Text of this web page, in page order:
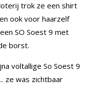
trok ze een shirt
ook voor haarzelf
SO Soest 9 met
borst.
voltallige So Soest 9
ze was zichtbaar